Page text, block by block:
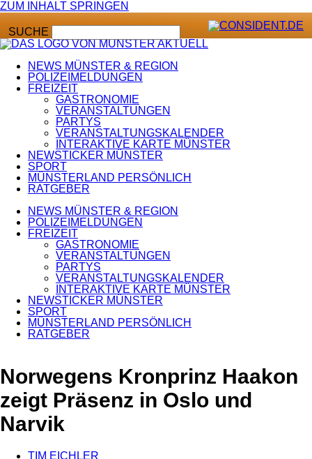
ZUM INHALT SPRINGEN
SUCHE
NEWS MÜNSTER & REGION
POLIZEIMELDUNGEN
FREIZEIT
GASTRONOMIE
VERANSTALTUNGEN
PARTYS
VERANSTALTUNGSKALENDER
INTERAKTIVE KARTE MÜNSTER
NEWSTICKER MÜNSTER
SPORT
MÜNSTERLAND PERSÖNLICH
RATGEBER
NEWS MÜNSTER & REGION
POLIZEIMELDUNGEN
FREIZEIT
GASTRONOMIE
VERANSTALTUNGEN
PARTYS
VERANSTALTUNGSKALENDER
INTERAKTIVE KARTE MÜNSTER
NEWSTICKER MÜNSTER
SPORT
MÜNSTERLAND PERSÖNLICH
RATGEBER
Norwegens Kronprinz Haakon
zeigt Präsenz in Oslo und
Narvik
TIM EICHLER